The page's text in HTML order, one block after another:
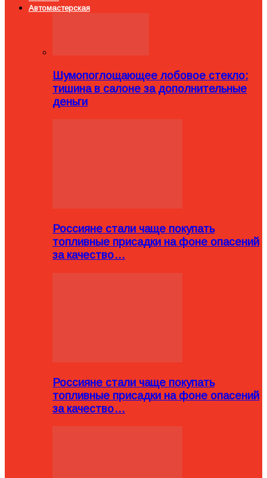
Автомастерская
Шумопоглощающее лобовое стекло:
тишина в салоне за дополнительные
деньги
Россияне стали чаще покупать
топливные присадки на фоне опасений
за качество…
Россияне стали чаще покупать
топливные присадки на фоне опасений
за качество…